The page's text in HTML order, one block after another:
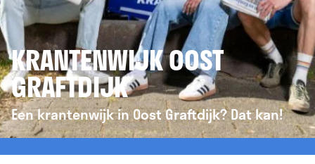
KRANTENWIJK OOST
GRAFTDIJK
Een krantenwijk in Oost Graftdijk? Dat kan!